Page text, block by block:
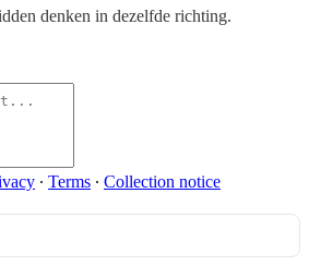
denken in dezelfde richting.
∙ Terms ∙ Collection notice